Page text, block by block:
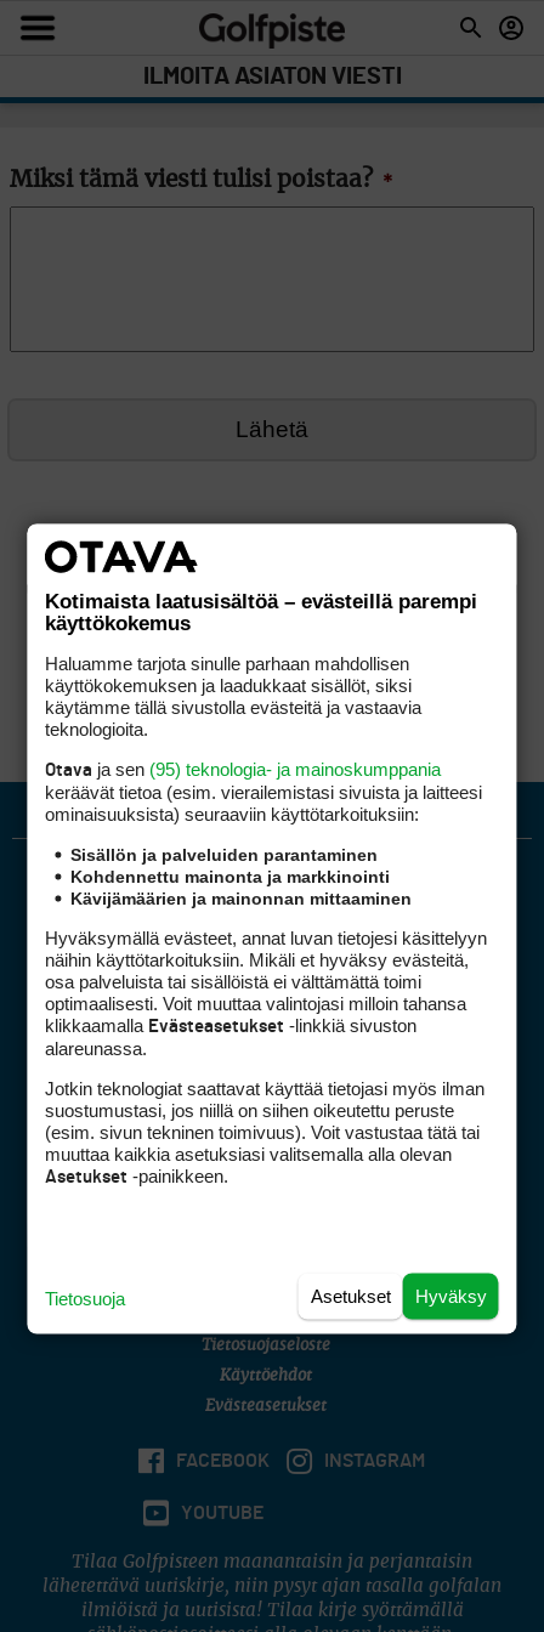
ILMOITA ASIATON VIESTI
Miksi tämä viesti tulisi poistaa? *
Golfpiste mediakortti
Golfpisteen yhteystiedot
DSA avoimuusraportti
Asiakaspalvelu
(digi) digi@otavamedia.fi
Tietosuojaseloste
Käyttöehdot
Evästeasetukset
FACEBOOK INSTAGRAM
YOUTUBE
Tilaa Golfpisteen maanantaisin ja perjantaisin
lähetettävä uutiskirje, niin pysyt ajan tasalla golfalan
ilmiöistä ja uutisista! Tilaa kirje syöttämällä
Kotimaista laatusisältöä – evästeillä parempi
käyttökokemus
Haluamme tarjota sinulle parhaan mahdollisen
käyttökokemuksen ja laadukkaat sisällöt, siksi
käytämme tällä sivustolla evästeitä ja vastaavia
teknologioita.
Otava ja sen (95) teknologia- ja mainoskumppania
keräävät tietoa (esim. vierailemis­tasi sivuista ja laitteesi
ominaisuuk­sista) seuraaviin käyttötarkoituksiin:
Sisällön ja palveluiden parantaminen
Kohdennettu mainonta ja markkinointi
Kävijämäärien ja mainonnan mittaaminen
Hyväksymällä evästeet, annat luvan tietojesi käsittelyyn
näihin käyttötarkoituksiin. Mikäli et hyväksy evästeitä,
osa palveluista tai sisällöistä ei välttämättä toimi
optimaalisesti. Voit muuttaa valintojasi milloin tahansa
klikkaamalla Evästeasetukset -linkkiä sivuston
alareunassa.
Jotkin teknologiat saattavat käyttää tietojasi myös ilman
suostumustasi, jos niillä on siihen oikeutettu peruste
(esim. sivun tekninen toimivuus). Voit vastustaa tätä tai
muuttaa kaikkia asetuksiasi valitsemalla alla olevan
Asetukset -painikkeen.
Hyväksy
Asetukset
Tietosuoja